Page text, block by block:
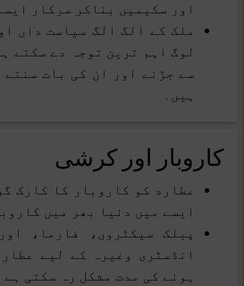
اور سکیمیں بناکر سرکار
ملک کے الگ الگ سیاست داں
لوگ اہم ترین توجہ دے سکتے
سے جڑنے اور ان کی بات
ہیں۔
کاروبار اور کرشی
عطارد کو کاروبار کا کارک
ایسے میں دنیا بھر میں
پبلک سیکٹروں، فارما،
انڈسٹری وغیرہ کے لیے
ہونے کی مدت مشکل رہ سکتی ہے